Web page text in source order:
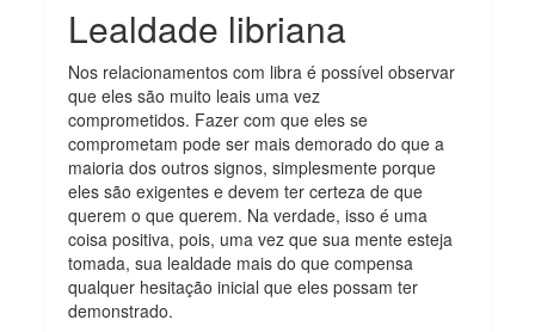
Lealdade libriana
Nos relacionamentos com libra é possível observar
que eles são muito leais uma vez
comprometidos. Fazer com que eles se
comprometam pode ser mais demorado do que a
maioria dos outros signos, simplesmente porque
eles são exigentes e devem ter certeza de que
querem o que querem. Na verdade, isso é uma
coisa positiva, pois, uma vez que sua mente esteja
tomada, sua lealdade mais do que compensa
qualquer hesitação inicial que eles possam ter
demonstrado.